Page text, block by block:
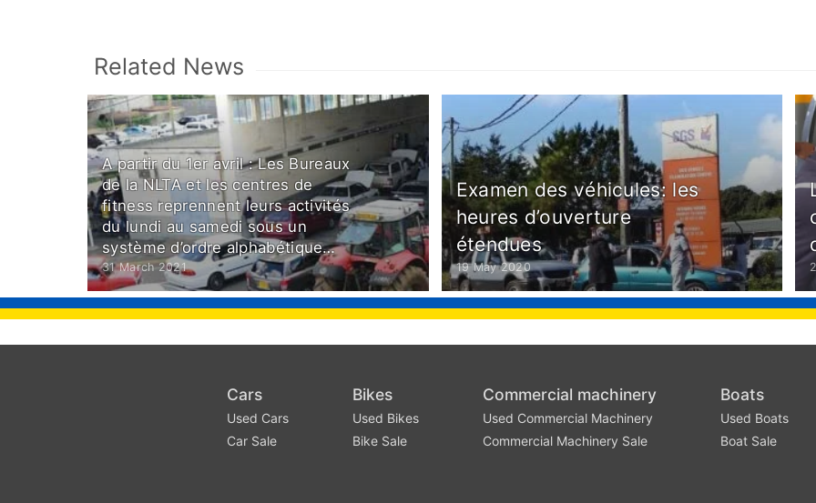
Related News
A partir du 1er avril : Les Bureaux
de la NLTA et les centres de
fitness reprennent leurs activités
du lundi au samedi sous un
système d’ordre alphabétique…
31 March 2021
Examen des véhicules: les
heures d’ouverture
étendues
19 May 2020
Cars
Used Cars
Car Sale
Bikes
Used Bikes
Bike Sale
Commercial machinery
Used Commercial Machinery
Commercial Machinery Sale
Boats
Used Boats
Boat Sale